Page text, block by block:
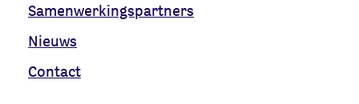
Samenwerkingspartners
Nieuws
Contact